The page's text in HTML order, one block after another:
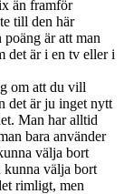
än framför
till den här
är att man
det är i en tv eller i
om att du vill
det är ju inget nytt
Man har alltid
bara använder
välja bort
välja bort
rimligt, men